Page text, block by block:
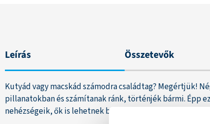
Leírás Összetevők
Kutyád vagy macskád számodra családtag? Megértjük!
pillanatokban és számítanak ránk, történjék bármi. Épp
nehézségeik, ők is lehetnek betegek és elesettek,